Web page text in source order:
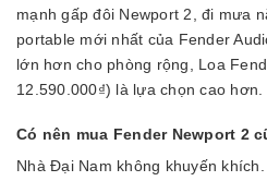
mạnh gấp đôi Newport 2, đi mưa
portable mới nhất của Fender
lớn hơn cho phòng rộng, Loa
12.590.000₫) là lựa chọn cao hơn.
Có nên mua Fender Newport 2
Nhà Đại Nam không khuyến